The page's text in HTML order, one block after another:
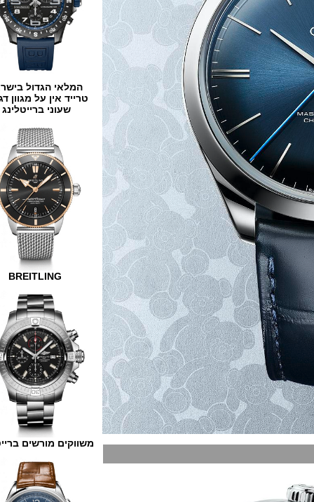
המלאי הגדול בישראל
טרייד אין על מגוון דגמים
שעוני ברייטלינג
BREITLING
משווקים מורשים ברייטלינג